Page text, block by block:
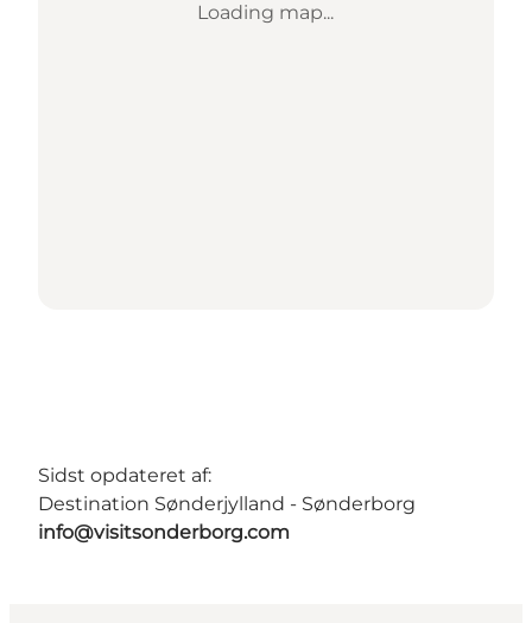
Loading map...
Sidst opdateret af:
Destination Sønderjylland - Sønderborg
info@visitsonderborg.com